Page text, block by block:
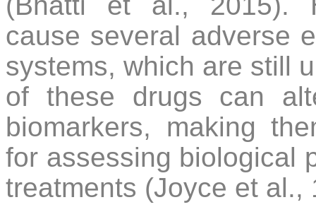
cause several adverse
systems, which are still
of these drugs can
biomarkers, making
for assessing biological
treatments (Joyce et al.,